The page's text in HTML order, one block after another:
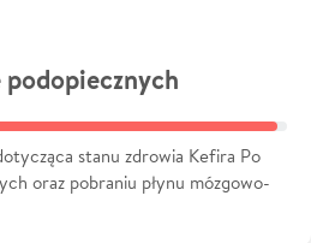
podopiecznych
stanu zdrowia Kefira Po
oraz pobraniu płynu mózgowo-